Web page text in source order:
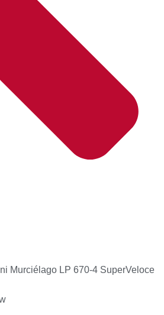
Murciélago LP 670-4 SuperVeloce